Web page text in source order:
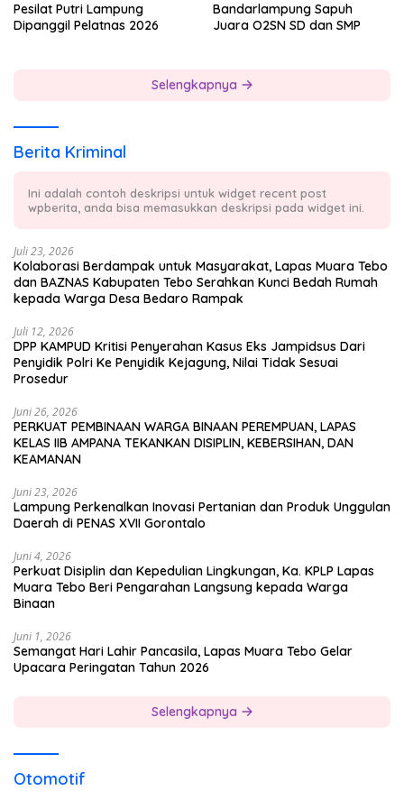
Pesilat Putri Lampung
Dipanggil Pelatnas 2026
Bandarlampung Sapuh
Juara O2SN SD dan SMP
Selengkapnya
Berita Kriminal
Ini adalah contoh deskripsi untuk widget recent post
wpberita, anda bisa memasukkan deskripsi pada widget ini.
Juli 23, 2026
Kolaborasi Berdampak untuk Masyarakat, Lapas Muara Tebo
dan BAZNAS Kabupaten Tebo Serahkan Kunci Bedah Rumah
kepada Warga Desa Bedaro Rampak
Juli 12, 2026
DPP KAMPUD Kritisi Penyerahan Kasus Eks Jampidsus Dari
Penyidik Polri Ke Penyidik Kejagung, Nilai Tidak Sesuai
Prosedur
Juni 26, 2026
PERKUAT PEMBINAAN WARGA BINAAN PEREMPUAN, LAPAS
KELAS IIB AMPANA TEKANKAN DISIPLIN, KEBERSIHAN, DAN
KEAMANAN
Juni 23, 2026
Lampung Perkenalkan Inovasi Pertanian dan Produk Unggulan
Daerah di PENAS XVII Gorontalo
Juni 4, 2026
Perkuat Disiplin dan Kepedulian Lingkungan, Ka. KPLP Lapas
Muara Tebo Beri Pengarahan Langsung kepada Warga
Binaan
Juni 1, 2026
Semangat Hari Lahir Pancasila, Lapas Muara Tebo Gelar
Upacara Peringatan Tahun 2026
Selengkapnya
Otomotif